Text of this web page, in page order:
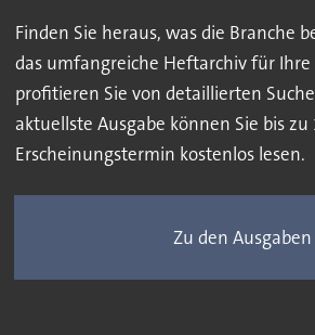
Finden Sie heraus, was die Branche
das umfangreiche Heftarchiv für Ihre
profitieren Sie von detaillierten
aktuellste Ausgabe können Sie bis zu
Erscheinungstermin kostenlos lesen.
Zu den Ausgaben